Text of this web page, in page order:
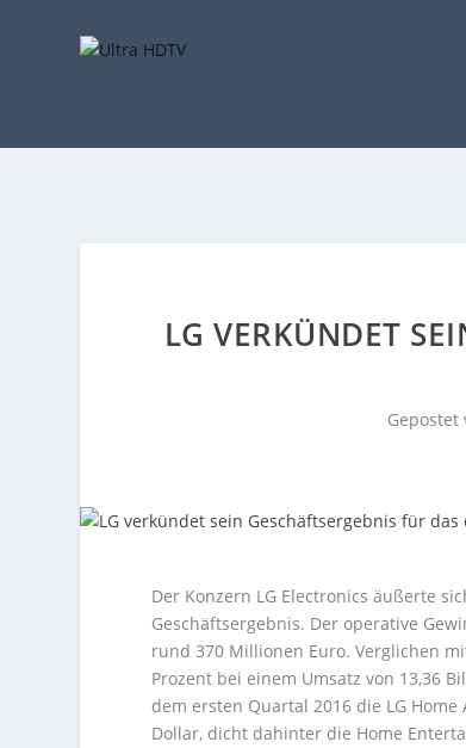
LG VERKÜNDET
Gepostet
Der Konzern LG Electronics äußerte
Geschäftsergebnis. Der operative
rund 370 Millionen Euro. Verglichen
Prozent bei einem Umsatz von 13,36
dem ersten Quartal 2016 die LG
Dollar, dicht dahinter die Home